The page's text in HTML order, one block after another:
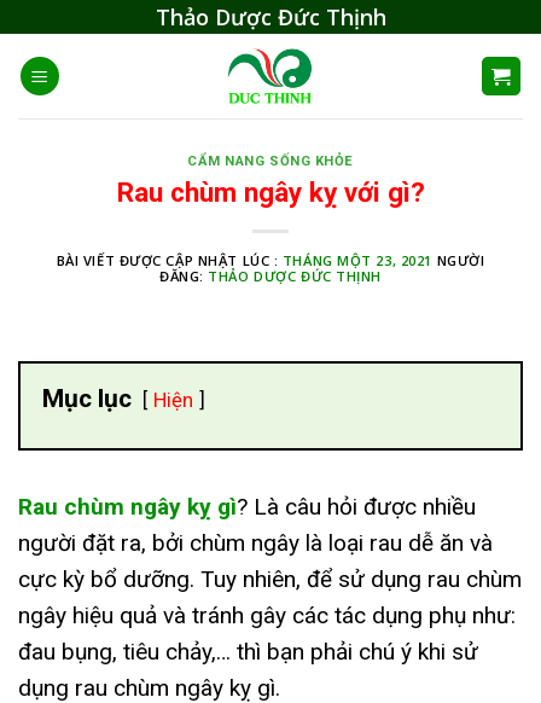
content
Thảo Dược Đức Thịnh
CẨM NANG SỐNG KHỎE
Rau chùm ngây kỵ với gì?
BÀI VIẾT ĐƯỢC CẬP NHẬT LÚC : THÁNG MỘT 23, 2021 NGƯỜI
ĐĂNG: THẢO DƯỢC ĐỨC THỊNH
Mục lục Hiện
Rau chùm ngây kỵ gì? Là câu hỏi được nhiều
người đặt ra, bởi chùm ngây là loại rau dễ ăn và
cực kỳ bổ dưỡng. Tuy nhiên, để sử dụng rau chùm
ngây hiệu quả và tránh gây các tác dụng phụ như:
đau bụng, tiêu chảy,… thì bạn phải chú ý khi sử
dụng rau chùm ngây kỵ gì.